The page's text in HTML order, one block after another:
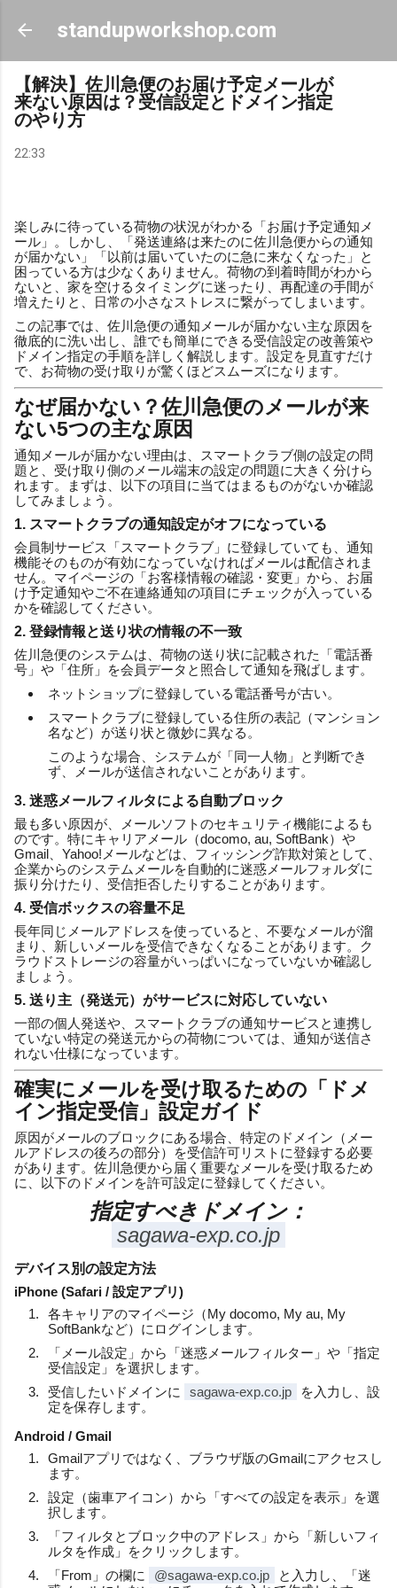
スキップしてメイン コンテンツに移動
standupworkshop.com
【解決】佐川急便のお届け予定メールが
来ない原因は？受信設定とドメイン指定
のやり方
22:33
楽しみに待っている荷物の状況がわかる「お届け予定通知メ
ール」。しかし、「発送連絡は来たのに佐川急便からの通知
が届かない」「以前は届いていたのに急に来なくなった」と
困っている方は少なくありません。荷物の到着時間がわから
ないと、家を空けるタイミングに迷ったり、再配達の手間が
増えたりと、日常の小さなストレスに繋がってしまいます。
この記事では、佐川急便の通知メールが届かない主な原因を
徹底的に洗い出し、誰でも簡単にできる受信設定の改善策や
ドメイン指定の手順を詳しく解説します。設定を見直すだけ
で、お荷物の受け取りが驚くほどスムーズになります。
なぜ届かない？佐川急便のメールが来
ない5つの主な原因
通知メールが届かない理由は、スマートクラブ側の設定の問
題と、受け取り側のメール端末の設定の問題に大きく分けら
れます。まずは、以下の項目に当てはまるものがないか確認
してみましょう。
1. スマートクラブの通知設定がオフになっている
会員制サービス「スマートクラブ」に登録していても、通知
機能そのものが有効になっていなければメールは配信されま
せん。マイページの「お客様情報の確認・変更」から、お届
け予定通知やご不在連絡通知の項目にチェックが入っている
かを確認してください。
2. 登録情報と送り状の情報の不一致
佐川急便のシステムは、荷物の送り状に記載された「電話番
号」や「住所」を会員データと照合して通知を飛ばします。
ネットショップに登録している電話番号が古い。
スマートクラブに登録している住所の表記（マンション
名など）が送り状と微妙に異なる。
このような場合、システムが「同一人物」と判断でき
ず、メールが送信されないことがあります。
3. 迷惑メールフィルタによる自動ブロック
最も多い原因が、メールソフトのセキュリティ機能によるも
のです。特にキャリアメール（docomo, au, SoftBank）や
Gmail、Yahoo!メールなどは、フィッシング詐欺対策として、
企業からのシステムメールを自動的に迷惑メールフォルダに
振り分けたり、受信拒否したりすることがあります。
4. 受信ボックスの容量不足
長年同じメールアドレスを使っていると、不要なメールが溜
まり、新しいメールを受信できなくなることがあります。ク
ラウドストレージの容量がいっぱいになっていないか確認し
ましょう。
5. 送り主（発送元）がサービスに対応していない
一部の個人発送や、スマートクラブの通知サービスと連携し
ていない特定の発送元からの荷物については、通知が送信さ
れない仕様になっています。
確実にメールを受け取るための「ドメ
イン指定受信」設定ガイド
原因がメールのブロックにある場合、特定のドメイン（メー
ルアドレスの後ろの部分）を受信許可リストに登録する必要
があります。佐川急便から届く重要なメールを受け取るため
に、以下のドメインを許可設定に登録してください。
指定すべきドメイン：
sagawa-exp.co.jp
デバイス別の設定方法
iPhone (Safari / 設定アプリ)
各キャリアのマイページ（My docomo, My au, My
SoftBankなど）にログインします。
「メール設定」から「迷惑メールフィルター」や「指定
受信設定」を選択します。
受信したいドメインに
sagawa-exp.co.jp
を入力し、設
定を保存します。
Android / Gmail
Gmailアプリではなく、ブラウザ版のGmailにアクセスし
ます。
設定（歯車アイコン）から「すべての設定を表示」を選
択します。
「フィルタとブロック中のアドレス」から「新しいフィ
ルタを作成」をクリックします。
「From」の欄に
@sagawa-exp.co.jp
と入力し、「迷